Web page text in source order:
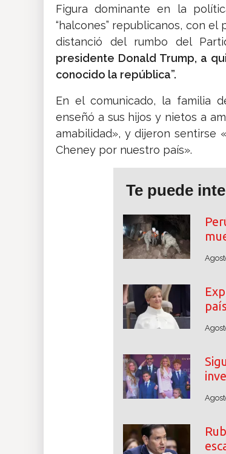
Figura dominante en la
“halcones” republicanos, con
distanció del rumbo del
presidente Donald Trump, a
conocido la república”.
En el comunicado, la familia
enseñó a sus hijos y nietos a
amabilidad», y dijeron sentirse
Cheney por nuestro país».
Te puede